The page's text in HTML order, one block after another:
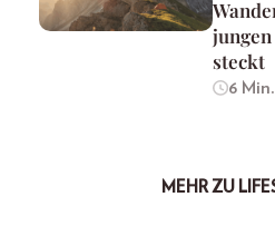
steckt
6 Min.
MEHR ZU